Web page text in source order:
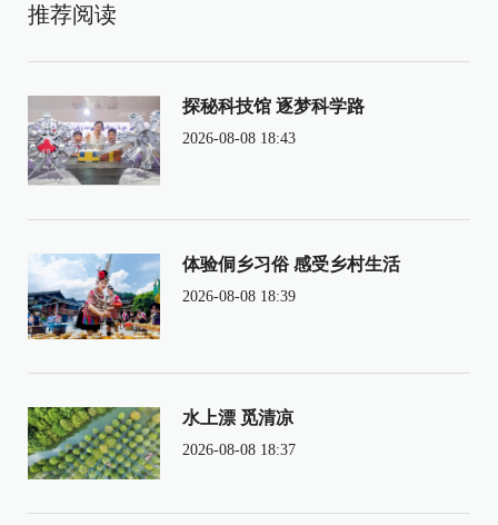
推荐阅读
探秘科技馆 逐梦科学路
2026-08-08 18:43
体验侗乡习俗 感受乡村生活
2026-08-08 18:39
水上漂 觅清凉
2026-08-08 18:37